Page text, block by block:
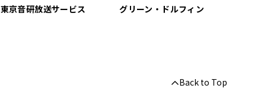
東京音研放送サービス グリーン・ドルフィン
Back to Top